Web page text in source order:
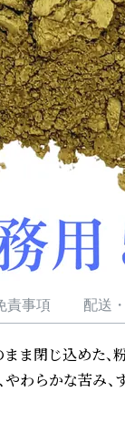
責事項 配送
ま閉じ込めた、
わらかな苦み、